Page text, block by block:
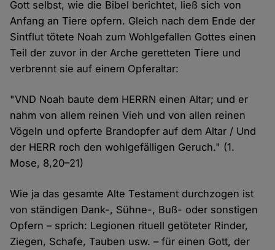
Gott selbst, wie die Bibel berichtet, ließ sich von
Anfang an Tiere opfern. Gleich nach dem Ende der
Sintflut tötete Noah zum Wohlgefallen Gottes einen
Teil der zuvor in der Arche geretteten Tiere und
verbrennt sie auf einem Opferaltar:
"VND Noah baute dem HERRN einen Altar; und er
nahm von allem reinen Vieh und von allen reinen
Vögeln und opferte Brandopfer auf dem Altar / Und
der HERR roch den wohlgefälligen Geruch." (1.
Mose, 8,20–21)
Wie ja das gesamte Alte Testament durchzogen ist
von ständigen Dank-, Sühne-, Buß- oder sonstigen
Opfern – sprich: Legionen rituell getöteter Rinder,
Ziegen, Schafe, Tauben usw. – für einen Gott, der